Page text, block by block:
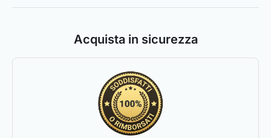
Acquista in sicurezza